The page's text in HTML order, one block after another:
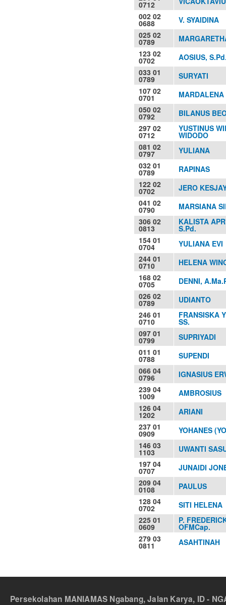
0712
002 02
0688
V. SYAIDINA
025 02
0789
123 02
0702
AOSIUS,
033 01
0789
SURYATI
107 02
0701
MARDALENA
050 02
0792
BILANUS
297 02
0712
YUSTINUS
WIDODO
081 02
0797
YULIANA
032 01
0789
RAPINAS
122 02
0702
JERO
041 02
0790
MARSIANA
306 02
0813
KALISTA
S.Pd.
154 01
0704
YULIANA EVI
244 01
0710
HELENA
168 02
0705
DENNI,
026 02
0789
UDIANTO
246 01
0710
FRANSISKA
SS.
097 01
0799
SUPRIYADI
011 01
0788
SUPENDI
066 04
0796
IGNASIUS
239 04
1009
AMBROSIUS
126 04
1202
ARIANI
237 01
0909
YOHANES
146 03
1103
UWANTI
197 04
0707
JUNAIDI
209 04
0108
PAULUS
128 04
0702
SITI HELENA
225 01
0609
P.
OFMCap.
279 03
0811 ASAHTINAH
Persekolahan MANIAMAS Ngabang, Jalan Karya, ID -